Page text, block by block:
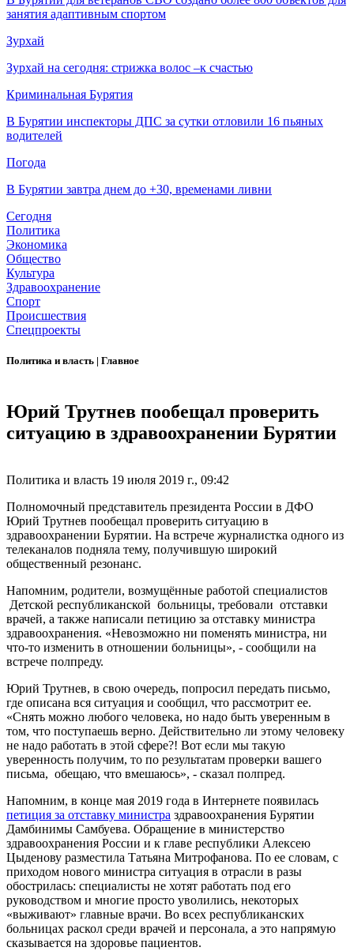
занятия адаптивным спортом
Зурхай
Зурхай на сегодня: стрижка волос –к счастью
Криминальная Бурятия
В Бурятии инспекторы ДПС за сутки отловили 16 пьяных
водителей
Погода
В Бурятии завтра днем до +30, временами ливни
Сегодня
Политика
Экономика
Общество
Культура
Здравоохранение
Спорт
Происшествия
Спецпроекты
Политика и власть | Главное
Юрий Трутнев пообещал проверить
ситуацию в здравоохранении Бурятии
Политика и власть 19 июля 2019 г., 09:42
Полномочный представитель президента России в ДФО
Юрий Трутнев пообещал проверить ситуацию в
здравоохранении Бурятии. На встрече журналистка одного из
телеканалов подняла тему, получившую широкий
общественный резонанс.
Напомним, родители, возмущённые работой специалистов
Детской республиканской больницы, требовали отставки
врачей, а также написали петицию за отставку министра
здравоохранения. «Невозможно ни поменять министра, ни
что-то изменить в отношении больницы», - сообщили на
встрече полпреду.
Юрий Трутнев, в свою очередь, попросил передать письмо,
где описана вся ситуация и сообщил, что рассмотрит ее.
«Снять можно любого человека, но надо быть уверенным в
том, что поступаешь верно. Действительно ли этому человеку
не надо работать в этой сфере?! Вот если мы такую
уверенность получим, то по результатам проверки вашего
письма, обещаю, что вмешаюсь», - сказал полпред.
Напомним, в конце мая 2019 года в Интернете появилась
петиция за отставку министра здравоохранения Бурятии
Дамбинимы Самбуева. Обращение в министерство
здравоохранения России и к главе республики Алексею
Цыденову разместила Татьяна Митрофанова. По ее словам, с
приходом нового министра ситуация в отрасли в разы
обострилась: специалисты не хотят работать под его
руководством и многие просто уволились, некоторых
«выживают» главные врачи. Во всех республиканских
больницах раскол среди врачей и персонала, а это напрямую
сказывается на здоровье пациентов.